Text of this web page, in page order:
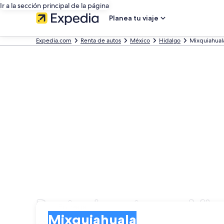
Ir a la sección principal de la página
Planea tu viaje
Expedia.com Renta de autos México Hidalgo
Renta de autos en
Mixquiahuala